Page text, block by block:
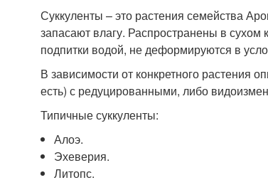
Суккуленты – это растения семейства
запасают влагу. Распространены в сухом
подпитки водой, не деформируются в
В зависимости от конкретного растения
есть) с редуцированными, либо
Типичные суккуленты:
Алоэ.
Эхеверия.
Литопс.